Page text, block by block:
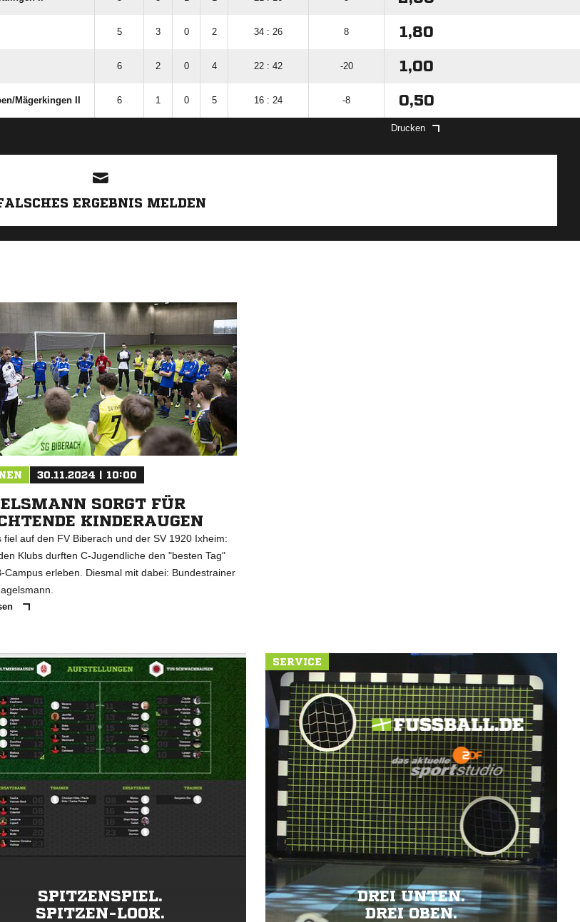
5 3 0 2 34 : 26 8 1,80
6 2 0 4 22 : 42 -20 1,00
​Mägerkingen II 6 1 0 5 16 : 24 -8 0,50
Drucken
ERGEBNIS MELDEN
30.11.2024 | 10:00
SORGT FÜR
KINDERAUGEN
fiel auf den FV Biberach und der SV 1920 Ixheim:
Klubs durften C-Jugendliche den "besten Tag"
Campus erleben. Diesmal mit dabei: Bundestrainer
SPITZENSPIEL.
SPITZEN-LOOK.
SERVICE
DREI UNTEN.
DREI OBEN.